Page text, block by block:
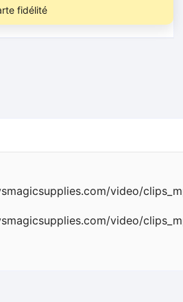
fidélité
video/
video/